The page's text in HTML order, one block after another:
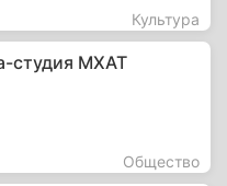
Культура
студия МХАТ
Общество